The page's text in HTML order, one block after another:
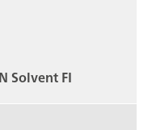
Solvent FI